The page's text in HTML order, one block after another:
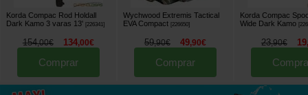
Korda Compac Rod Holdall
Dark Kamo 3 varas 13' [226341]
154,00€ 134,00€
Comprar
Wychwood Extremis Tactical
EVA Compact [226650]
59,90€ 49,90€
Comprar
Korda Compac
Wide Dark Kamo [
23,90€ 19